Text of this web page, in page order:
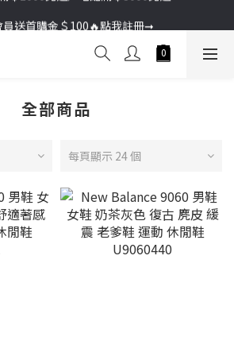
滿＄2000免運／宅配滿＄3000免運
全部商品
每頁顯示 24 個